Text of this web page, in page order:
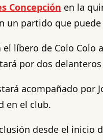
Concepción en la
un partido que
líbero de Colo
por dos
acompañado por
en el club.
desde el